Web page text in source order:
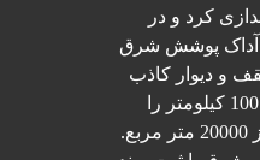
کرد و در
آداک پوشش شرق
و دیوار کاذب
در مساحتی بالغ بر 100 کیلومتر را